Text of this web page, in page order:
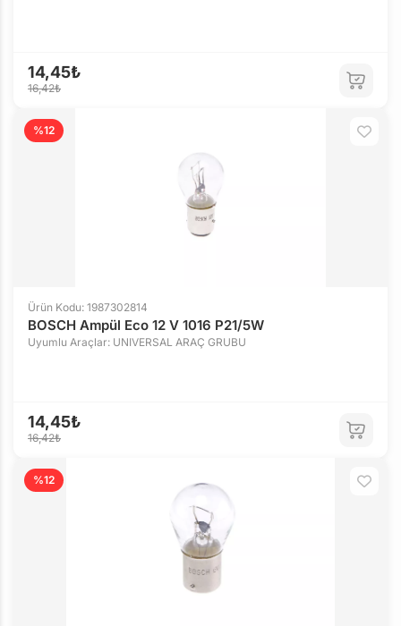
14,45₺
16,42₺
%12
Ürün Kodu: 1987302814
BOSCH Ampül Eco 12 V 1016 P21/5W
Uyumlu Araçlar: UNIVERSAL ARAÇ GRUBU
14,45₺
16,42₺
%12